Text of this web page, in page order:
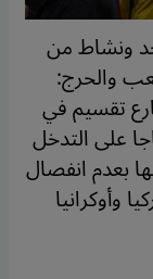
ونشاط من
والحرج:
تقسيم في
08 / 03 / 2014 احتجاجا على التدخل
بعدم انفصال
وأوكرانيا